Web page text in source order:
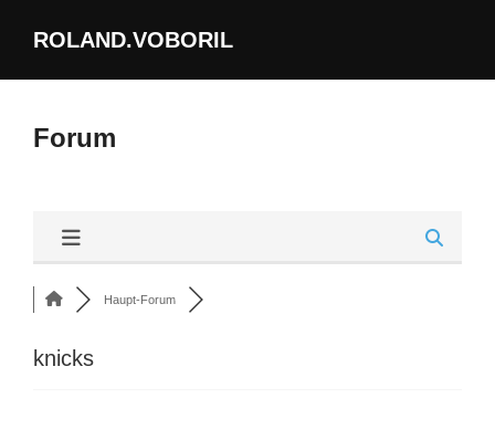
Inhalt
springen
ROLAND.VOBORIL
Forum
Haupt-Forum
knicks